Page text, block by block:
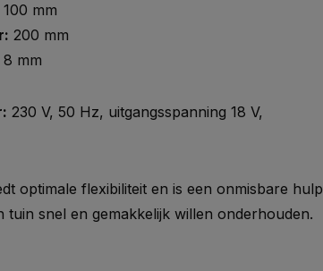
100 mm
200 mm
8 mm
230 V, 50 Hz, uitgangsspanning 18 V,
optimale flexibiliteit en is een onmisbare hulp
snel en gemakkelijk willen onderhouden.